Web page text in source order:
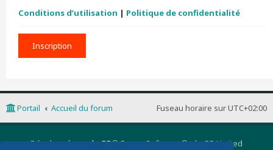
Conditions d’utilisation | Politique de confidentialité
Inscription
Fuseau horaire surUTC+02:00
Portail Accueil du forum
Développé parphpBB® Forum Software © phpBB Limited